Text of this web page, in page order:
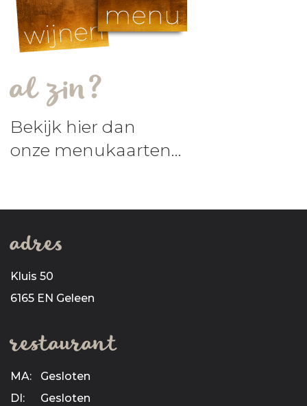
al zin?
Bekijk hier dan
onze menukaarten...
adres
Kluis 50
6165 EN Geleen
restaurant
MA:
Gesloten
DI:
Gesloten